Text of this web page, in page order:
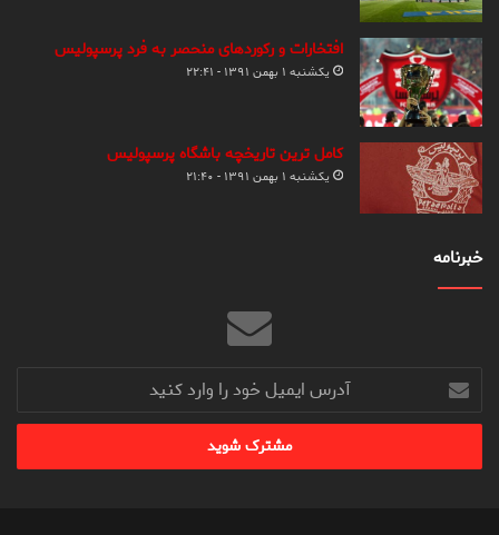
افتخارات و رکوردهای منحصر به فرد پرسپولیس
یکشنبه ۱ بهمن ۱۳۹۱ - ۲۲:۴۱
کامل ترین تاریخچه باشگاه پرسپولیس
یکشنبه ۱ بهمن ۱۳۹۱ - ۲۱:۴۰
خبرنامه
آدرس
ایمیل
خود
وارد